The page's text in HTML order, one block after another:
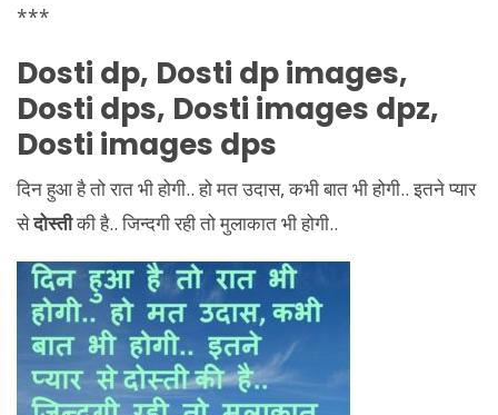
***
Dosti dp, Dosti dp images,
Dosti dps, Dosti images dpz,
Dosti images dps
दिन हुआ है तो रात भी होगी.. हो मत उदास, कभी बात भी होगी.. इतने प्यार
सेदोस्तीकी है.. जिन्दगी रही तो मुलाकात भी होगी..